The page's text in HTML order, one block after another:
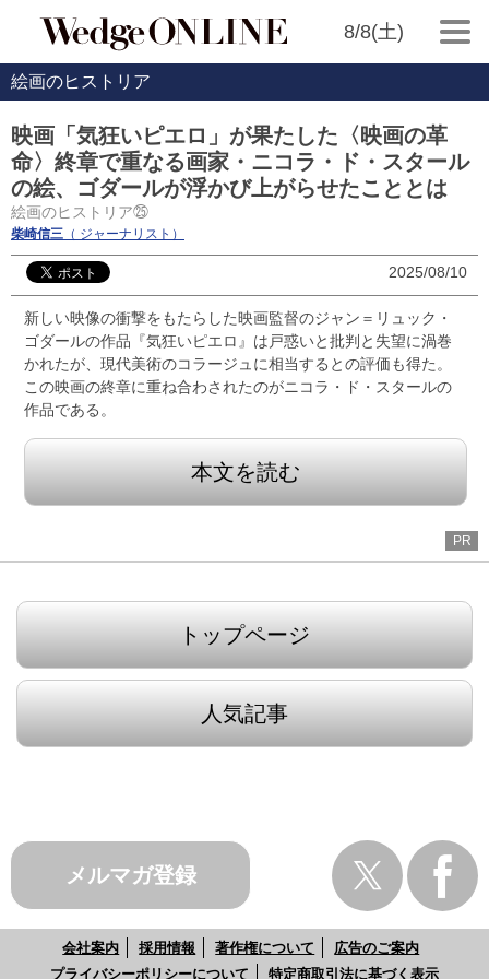
8/8(土)
絵画のヒストリア
映画「気狂いピエロ」が果たした〈映画の革
命〉終章で重なる画家・ニコラ・ド・スタール
の絵、ゴダールが浮かび上がらせたこととは
絵画のヒストリア㉕
柴崎信三 （ ジャーナリスト）
2025/08/10
新しい映像の衝撃をもたらした映画監督のジャン＝リュック・
ゴダールの作品『気狂いピエロ』は戸惑いと批判と失望に渦巻
かれたが、現代美術のコラージュに相当するとの評価も得た。
この映画の終章に重ね合わされたのがニコラ・ド・スタールの
作品である。
本文を読む
PR
トップページ
人気記事
メルマガ登録
会社案内 採用情報 著作権について
広告のご案内
プライバシーポリシーについて
特定商取引法に基づく表示